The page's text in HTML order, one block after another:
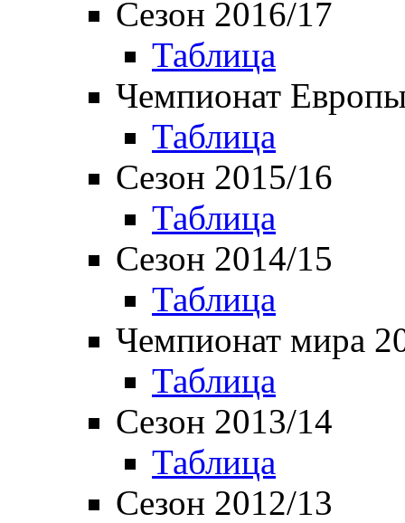
Сезон 2016/17
Таблица
Чемпионат
Таблица
Сезон 2015/16
Таблица
Сезон 2014/15
Таблица
Чемпионат мира
Таблица
Сезон 2013/14
Таблица
Сезон 2012/13